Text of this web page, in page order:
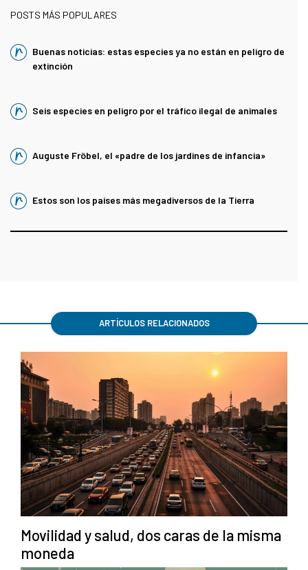
POSTS MÁS POPULARES
Buenas noticias: estas especies ya no están en peligro de
extinción
Seis especies en peligro por el tráfico ilegal de animales
Auguste Fröbel, el «padre de los jardines de infancia»
Estos son los países más megadiversos de la Tierra
ARTÍCULOS RELACIONADOS
Movilidad y salud, dos caras de la misma
moneda